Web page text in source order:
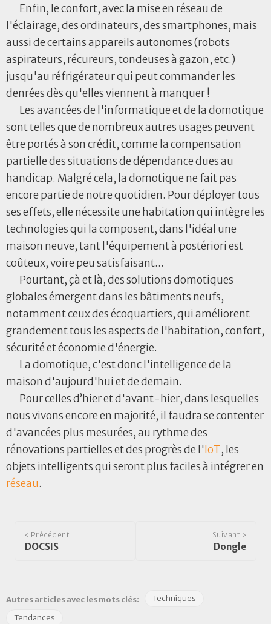
Enfin, le confort, avec la mise en réseau de
l'éclairage, des ordinateurs, des smartphones, mais
aussi de certains appareils autonomes (robots
aspirateurs, récureurs, tondeuses à gazon, etc.)
jusqu'au réfrigérateur qui peut commander les
denrées dès qu'elles viennent à manquer !
Les avancées de l'informatique et de la domotique
sont telles que de nombreux autres usages peuvent
être portés à son crédit, comme la compensation
partielle des situations de dépendance dues au
handicap. Malgré cela, la domotique ne fait pas
encore partie de notre quotidien. Pour déployer tous
ses effets, elle nécessite une habitation qui intègre les
technologies qui la composent, dans l'idéal une
maison neuve, tant l'équipement à postériori est
coûteux, voire peu satisfaisant...
Pourtant, çà et là, des solutions domotiques
globales émergent dans les bâtiments neufs,
notamment ceux des écoquartiers, qui améliorent
grandement tous les aspects de l'habitation, confort,
sécurité et économie d'énergie.
La domotique, c'est donc l'intelligence de la
maison d'aujourd'hui et de demain.
Pour celles d’hier et d'avant-hier, dans lesquelles
nous vivons encore en majorité, il faudra se contenter
d'avancées plus mesurées, au rythme des
rénovations partielles et des progrès de l'IoT, les
objets intelligents qui seront plus faciles à intégrer en
réseau.
‹ Précédent
DOCSIS
Suivant ›
Dongle
Autres articles avec les mots clés:
Techniques
Tendances